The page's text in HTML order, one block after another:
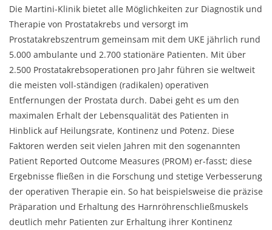
Die Martini-Klinik bietet alle Möglichkeiten zur Diagnostik und
Therapie von Prostatakrebs und versorgt im
Prostatakrebszentrum gemeinsam mit dem UKE jährlich rund
5.000 ambulante und 2.700 stationäre Patienten. Mit über
2.500 Prostatakrebsoperationen pro Jahr führen sie weltweit
die meisten voll-ständigen (radikalen) operativen
Entfernungen der Prostata durch. Dabei geht es um den
maximalen Erhalt der Lebensqualität des Patienten in
Hinblick auf Heilungsrate, Kontinenz und Potenz. Diese
Faktoren werden seit vielen Jahren mit den sogenannten
Patient Reported Outcome Measures (PROM) er-fasst; diese
Ergebnisse fließen in die Forschung und stetige Verbesserung
der operativen Therapie ein. So hat beispielsweise die präzise
Präparation und Erhaltung des Harnröhrenschließmuskels
deutlich mehr Patienten zur Erhaltung ihrer Kontinenz